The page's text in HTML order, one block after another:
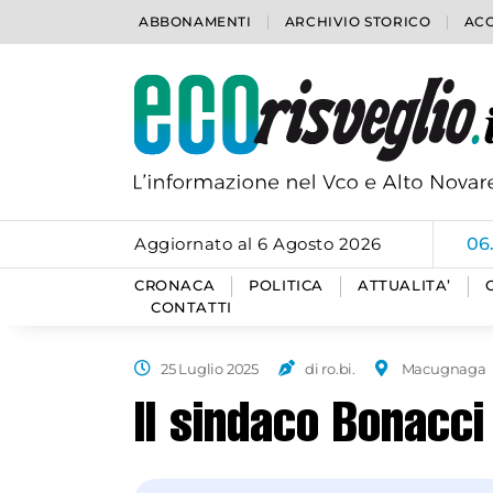
ABBONAMENTI ARCHIVIO STORICO
Aggiornato al 6 Agosto 2026
CRONACA POLITICA ATTUALITA’
CONTATTI
25 Luglio 2025 di ro.bi. Macugnaga
Il sindaco